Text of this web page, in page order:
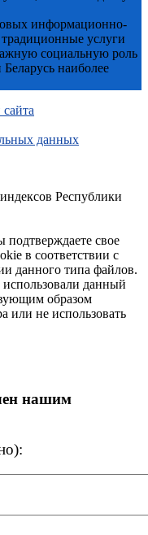
информационно-
услуги
социальную роль
наиболее
данных
Республики
подтверждаете свое
в соответствии с
данного типа файлов.
данный
образом
или не использовать
нашим